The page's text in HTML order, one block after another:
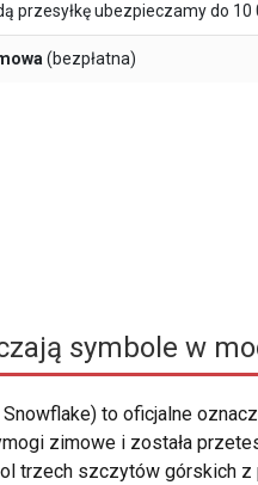
przesyłkę ubezpieczamy do 10
(bezpłatna)
symbole w
to oficjalne
zimowe i została
trzech szczytów górskich z